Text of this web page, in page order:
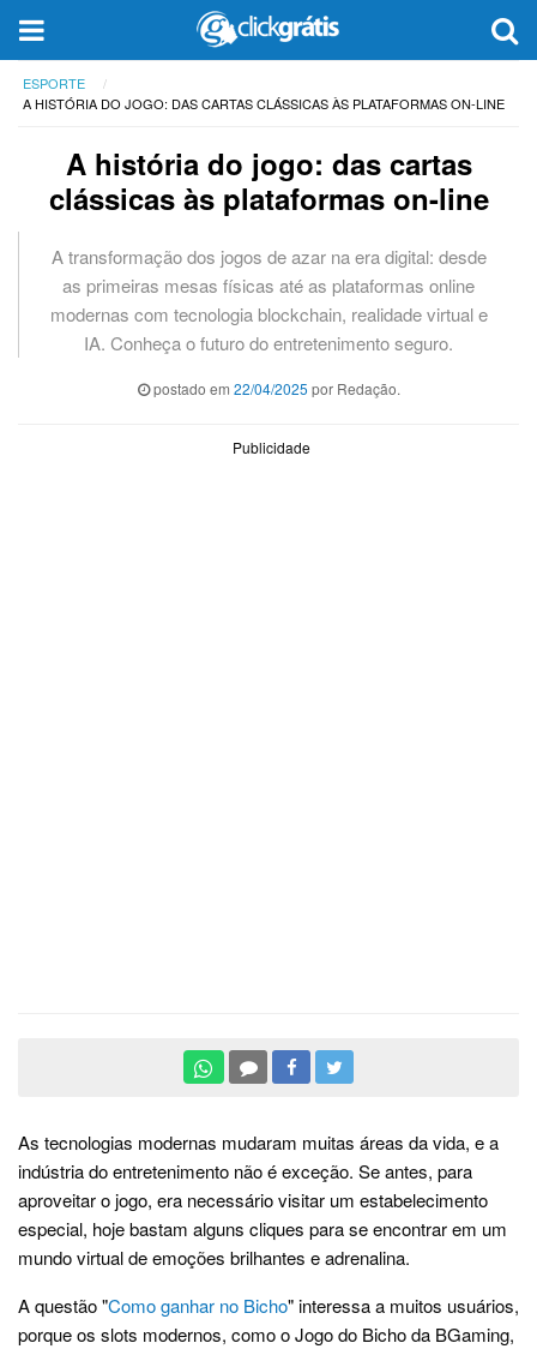
ESPORTE
A HISTÓRIA DO JOGO: DAS CARTAS CLÁSSICAS ÀS PLATAFORMAS ON-LINE
A história do jogo: das cartas
clássicas às plataformas on-line
A transformação dos jogos de azar na era digital: desde
as primeiras mesas físicas até as plataformas online
modernas com tecnologia blockchain, realidade virtual e
IA. Conheça o futuro do entretenimento seguro.
postado em 22/04/2025 por Redação.
Publicidade
As tecnologias modernas mudaram muitas áreas da vida, e a
indústria do entretenimento não é exceção. Se antes, para
aproveitar o jogo, era necessário visitar um estabelecimento
especial, hoje bastam alguns cliques para se encontrar em um
mundo virtual de emoções brilhantes e adrenalina.
A questão "Como ganhar no Bicho" interessa a muitos usuários,
porque os slots modernos, como o Jogo do Bicho da BGaming,